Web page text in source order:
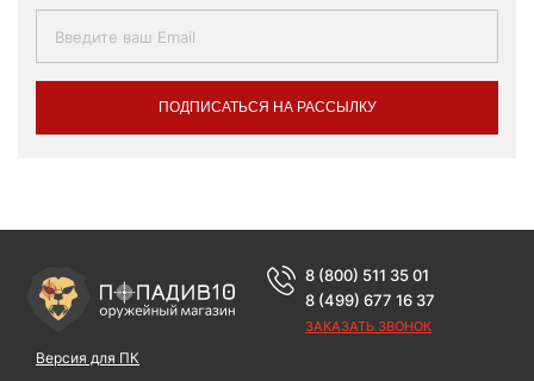
ПОДПИСАТЬСЯ НА РАССЫЛКУ
Версия для ПК
8 (800) 511 35 01
8 (499) 677 16 37
ЗАКАЗАТЬ ЗВОНОК